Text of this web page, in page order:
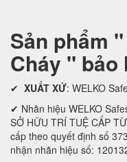
Sản phẩm
Cháy " bảo
✔ XUẤT XỨ: WELKO
✔ Nhãn hiệu WELKO
SỞ HỮU TRÍ TUỆ CẤP
cấp theo quyết định số
nhận nhãn hiệu số: